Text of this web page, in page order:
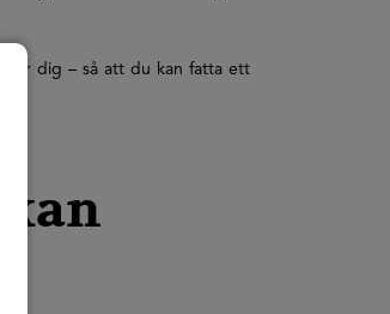
för dig – så att du kan fatta ett